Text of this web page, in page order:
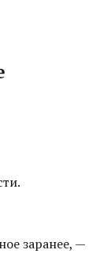
заранее, —